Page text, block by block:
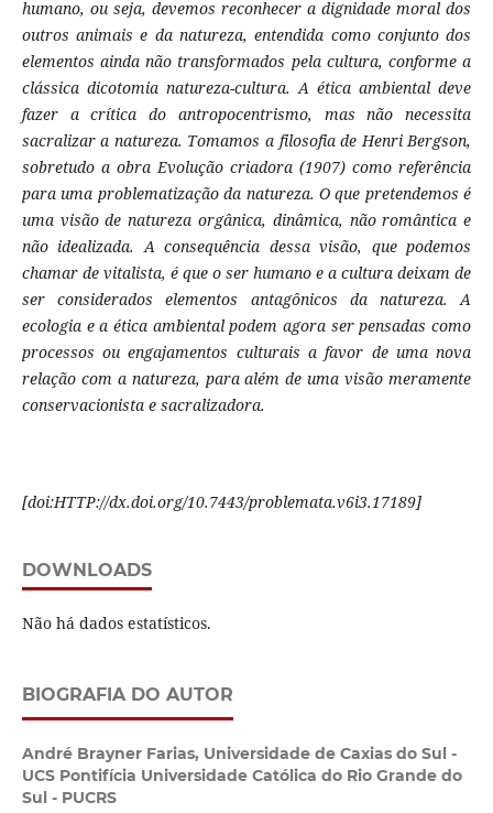
humano, ou seja, devemos reconhecer a dignidade moral dos
outros animais e da natureza, entendida como conjunto dos
elementos ainda não transformados pela cultura, conforme a
clássica dicotomia natureza-cultura. A ética ambiental deve
fazer a crítica do antropocentrismo, mas não necessita
sacralizar a natureza. Tomamos a filosofia de Henri Bergson,
sobretudo a obra Evolução criadora (1907) como referência
para uma problematização da natureza. O que pretendemos é
uma visão de natureza orgânica, dinâmica, não romântica e
não idealizada. A consequência dessa visão, que podemos
chamar de vitalista, é que o ser humano e a cultura deixam de
ser considerados elementos antagônicos da natureza. A
ecologia e a ética ambiental podem agora ser pensadas como
processos ou engajamentos culturais a favor de uma nova
relação com a natureza, para além de uma visão meramente
conservacionista e sacralizadora.
[doi:HTTP://dx.doi.org/10.7443/problemata.v6i3.17189]
DOWNLOADS
Não há dados estatísticos.
BIOGRAFIA DO AUTOR
André Brayner Farias, Universidade de Caxias do Sul -
UCS Pontifícia Universidade Católica do Rio Grande do
Sul - PUCRS